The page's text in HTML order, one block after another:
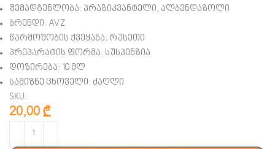
შემადგენლობა: პრაზიკვანტელი, ალბენდაზოლი
ბრენდი: AVZ
წარმოშობის ქვეყანა: რუსეთი
პრეპარატის ფორმა: სუსპენზია
დოზირება: 10 მლ
სამიზნე ცხოველი: ძაღლი
SKU:
20,00 ₾